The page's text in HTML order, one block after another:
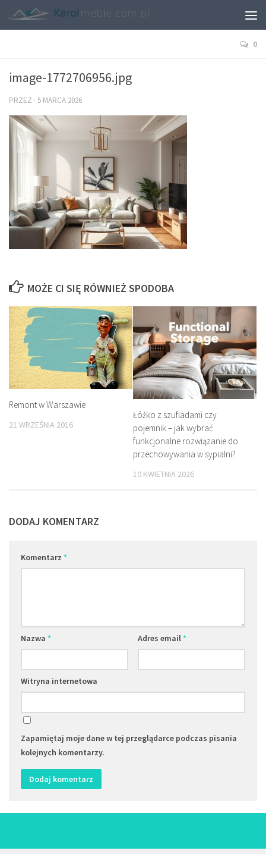
0
image-1772706956.jpg
PRZEZ · 5 MARCA 2026
MOŻE CI SIĘ RÓWNIEŻ SPODOBA
Remont w Warszawie
21 WRZEŚNIA 2016
Łóżko z szufladami czy
pojemnik – jak wybrać
funkcjonalne rozwiązanie do
przechowywania w sypialni?
10 KWIETNIA 2026
DODAJ KOMENTARZ
Komentarz *
Nazwa * Adres email*
Witryna internetowa
Zapamiętaj moje dane w tej przeglądarce podczas pisania
kolejnych komentarzy.